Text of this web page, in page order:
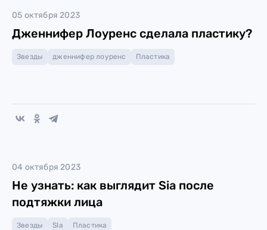
05 октября 2023
Дженнифер Лоуренс сделала пластику?
Звезды дженнифер лоуренс Пластика
04 октября 2023
Не узнать: как выглядит Sia после
подтяжки лица
Звезды SIa Пластика